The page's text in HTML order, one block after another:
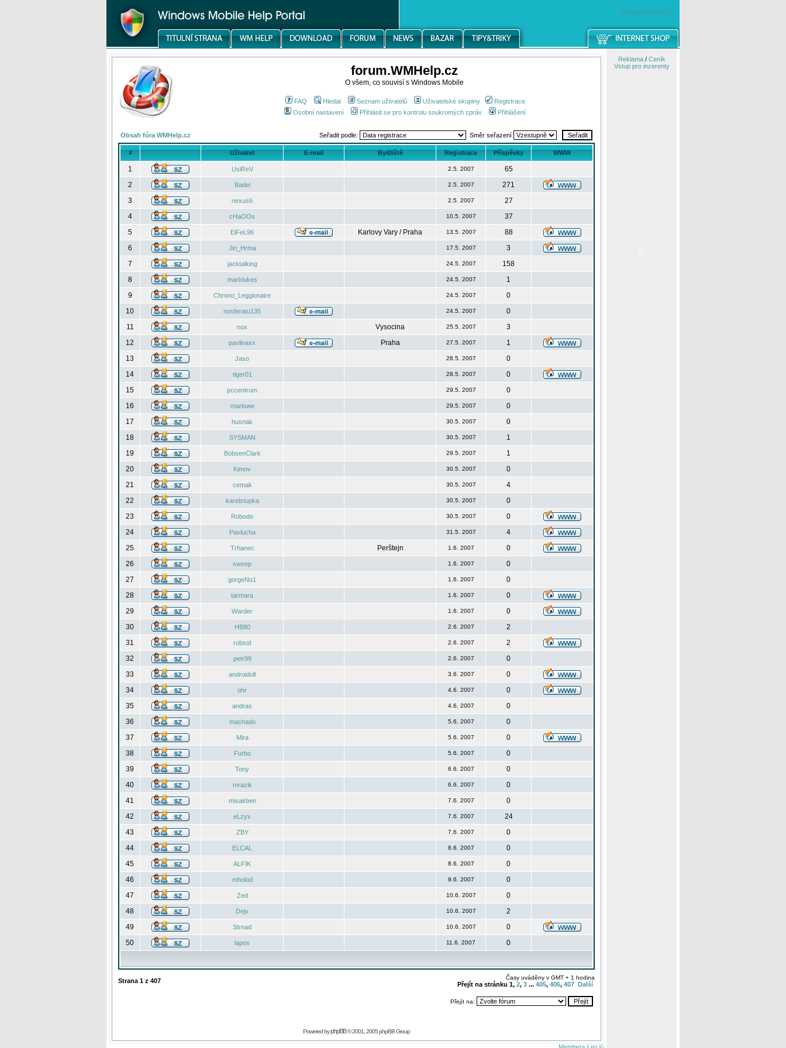
windowsmobile.cz
forum.WMHelp.cz
O všem, co souvisí s Windows Mobile
FAQ Hledat Seznam uživatelů Uživatelské skupiny
Registrace
Osobní nastavení
Přihlásit se pro kontrolu soukromých zpráv Přihlášení
Obsah fóra WMHelp.cz Seřadit podle: Směr seřazení
# Uživatel E-mail Bydliště Registrace Příspěvky WWW
1 UsiReV 2.5. 2007
65
2
Badel 2.5. 2007
271
3
nexus6 2.5. 2007
27
4
cHaOOs 10.5. 2007
37
5
EiFeL96 Karlovy Vary / Praha 13.5. 2007
88
6
Jiri_Hrma 17.5. 2007
3
7
jacktalking 24.5. 2007
158
8
marklukes 24.5. 2007
1
9
Chrono_Leggionaire 24.5. 2007
0
10
nosferatu135 24.5. 2007
0
11
nox Vysocina 25.5. 2007
3
12
pavlinaxx Praha 27.5. 2007
1
13
Jaso 28.5. 2007
0
14
tiger01 28.5. 2007
0
15
pccentrum 29.5. 2007
0
16
marlowe 29.5. 2007
0
17
husnak 30.5. 2007
0
18
SYSMAN 30.5. 2007
1
19
BobsenClark 29.5. 2007
1
20
Kimov 30.5. 2007
0
21
cemak 30.5. 2007
4
22
karelstupka 30.5. 2007
0
23
Robodo 30.5. 2007
0
24
Pavlucha 31.5. 2007
4
25
Trhanec Perštejn 1.6. 2007
0
26
sweep 1.6. 2007
0
27
gorgeNo1 1.6. 2007
0
28
tarmara 1.6. 2007
0
29
Warder 1.6. 2007
0
30
HB80 2.6. 2007
2
31
robsol 2.6. 2007
2
32
petr99 2.6. 2007
0
33
androidoll 3.6. 2007
0
34
ohr 4.6. 2007
0
35
andras 4.6. 2007
0
36
machado 5.6. 2007
0
37
Mira 5.6. 2007
0
38
Furbo 5.6. 2007
0
39
Tony 6.6. 2007
0
40
mrazik 6.6. 2007
0
41
misakben 7.6. 2007
0
42
eLzyx 7.6. 2007
24
43
ZBY 7.6. 2007
0
44
ELCAL 8.6. 2007
0
45
ALFIK 8.6. 2007
0
46
mholod 9.6. 2007
0
47
Zed 10.6. 2007
0
48
Dejv 10.6. 2007
2
49
Strnad 10.6. 2007
0
50
lapos 11.6. 2007 0
Strana 1 z 407 Časy uváděny v GMT + 1 hodina
Přejít na stránku 1, 2, 3 ... 405, 406, 407 Další
Přejít na:
Powered byphpBB© 2001, 2005 phpBB Group
Reklama/ Ceník
Vstup pro inzerenty